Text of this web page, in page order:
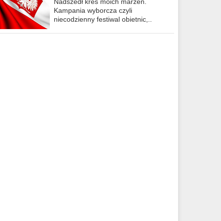
Kampania wyborcza czyli
niecodzienny festiwal obietnic,..